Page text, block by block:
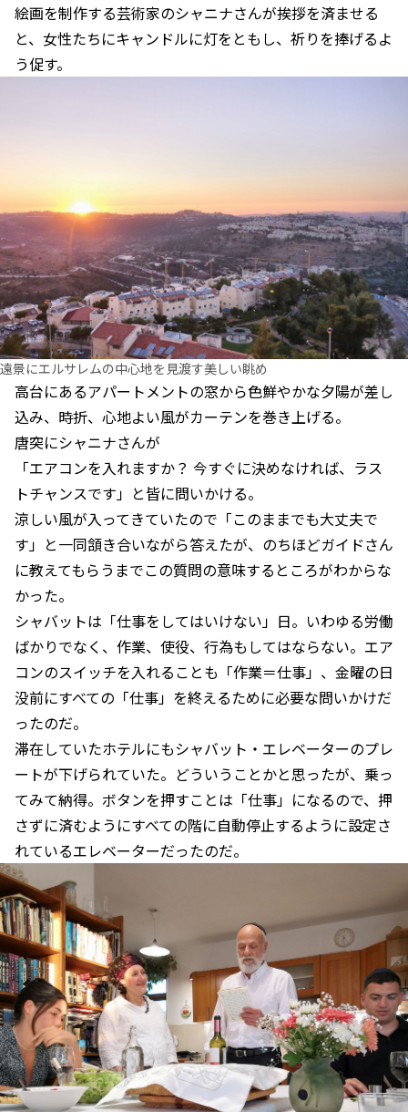
絵画を制作する芸術家のシャニナさんが挨拶を済ませる
と、女性たちにキャンドルに灯をともし、祈りを捧げるよ
う促す。
遠景にエルサレムの中心地を見渡す美しい眺め
高台にあるアパートメントの窓から色鮮やかな夕陽が差し
込み、時折、心地よい風がカーテンを巻き上げる。
唐突にシャニナさんが
「エアコンを入れますか？ 今すぐに決めなければ、ラス
トチャンスです」と皆に問いかける。
涼しい風が入ってきていたので「このままでも大丈夫で
す」と一同頷き合いながら答えたが、のちほどガイドさん
に教えてもらうまでこの質問の意味するところがわからな
かった。
シャバットは「仕事をしてはいけない」日。いわゆる労働
ばかりでなく、作業、使役、行為もしてはならない。エア
コンのスイッチを入れることも「作業＝仕事」、金曜の日
没前にすべての「仕事」を終えるために必要な問いかけだ
ったのだ。
滞在していたホテルにもシャバット・エレベーターのプレ
ートが下げられていた。どういうことかと思ったが、乗っ
てみて納得。ボタンを押すことは「仕事」になるので、押
さずに済むようにすべての階に自動停止するように設定さ
れているエレベーターだったのだ。